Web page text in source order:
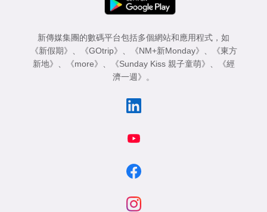
新傳媒集團的數碼平台包括多個網站和應用程式，如
《新假期》
《GOtrip》 《NM+新Monday》
《東方
新地》
《more》 《Sunday Kiss 親子童萌》
《經
濟一週》
。